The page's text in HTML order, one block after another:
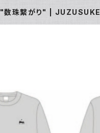
"数珠繋がり" | JUZUSUKE ONLIN